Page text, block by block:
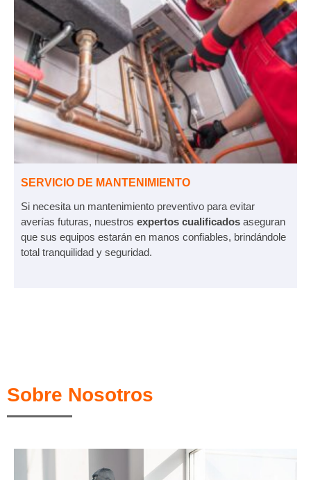
SERVICIO DE MANTENIMIENTO
Si necesita un mantenimiento preventivo para evitar
averías futuras, nuestros expertos cualificados aseguran
que sus equipos estarán en manos confiables, brindándole
total tranquilidad y seguridad.
Sobre Nosotros